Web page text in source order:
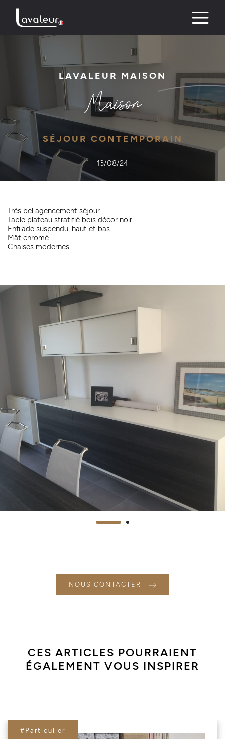
content
LAVALEUR MAISON
Maison
SÉJOUR CONTEMPORAIN
13/08/24
Très bel agencement séjour
Table plateau stratifié bois décor noir
Enfilade suspendu, haut et bas
Mât chromé
Chaises modernes
NOUS CONTACTER
CES ARTICLES POURRAIENT
ÉGALEMENT VOUS INSPIRER
#Particulier